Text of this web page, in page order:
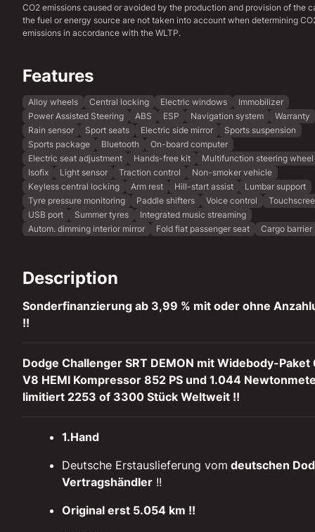
CO2 emissions caused or avoided by the production and provision of the
the fuel or energy source are not taken into account when determining
emissions in accordance with the WLTP.
Features
Alloy wheels Central locking Electric windows
Immobilizer
Power Assisted Steering
ABS ESP Navigation system
Warranty
Rain sensor
Sport seats Electric side mirror
Sports suspension
Sports package
Bluetooth
On-board computer
Electric seat adjustment
Hands-free kit
Multifunction steering wheel
Isofix
Light sensor Traction control
Non-smoker vehicle
Keyless central locking
Arm rest Hill-start assist
Lumbar support
Tyre pressure monitoring
Paddle shifters Voice control
USB port
Summer tyres
Integrated music streaming
Autom. dimming interior mirror
Fold flat passenger seat Cargo barrier
Description
Sonderfinanzierung ab 3,99 % mit oder ohne
!!
Dodge Challenger SRT DEMON mit Widebody-Paket
V8 HEMI Kompressor 852 PS und 1.044
limitiert 2253 of 3300 Stück Weltweit !!
1.Hand
Deutsche Erstauslieferung vom deutschen
Vertragshändler !!
Original erst 5.054 km !!